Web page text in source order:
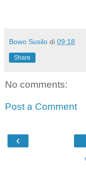
Bowo Susilo di 09:18
Share
No comments:
Post a Comment
‹